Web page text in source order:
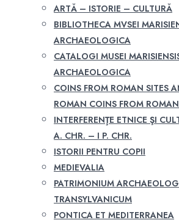
ARTĂ – ISTORIE – CULTURĂ
BIBLIOTHECA MVSEI
ARCHAEOLOGICA
CATALOGI MUSEI
ARCHAEOLOGICA
COINS FROM ROMAN SITES
ROMAN COINS FROM
INTERFERENŢE ETNICE ŞI
A. CHR. – I P. CHR.
ISTORII PENTRU COPII
MEDIEVALIA
PATRIMONIUM
TRANSYLVANICUM
PONTICA ET MEDITERRANEA